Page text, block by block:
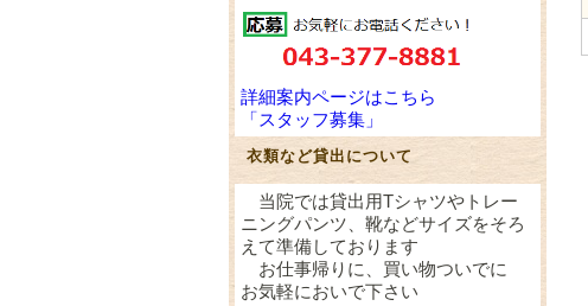
詳細案内ページはこちら
「スタッフ募集」
衣類など貸出について
当院では貸出用Tシャツやトレー
ニングパンツ、靴などサイズをそろ
えて準備しております
お仕事帰りに、買い物ついでに
お気軽においで下さい